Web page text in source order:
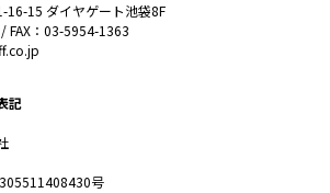
16-15 ダイヤゲート池袋8F
FAX：03-5954-1363
記
号